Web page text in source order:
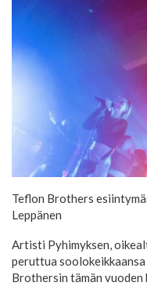
Teflon Brothers
Leppänen
Artisti Pyhimyksen,
peruttua
Brothersin tämän